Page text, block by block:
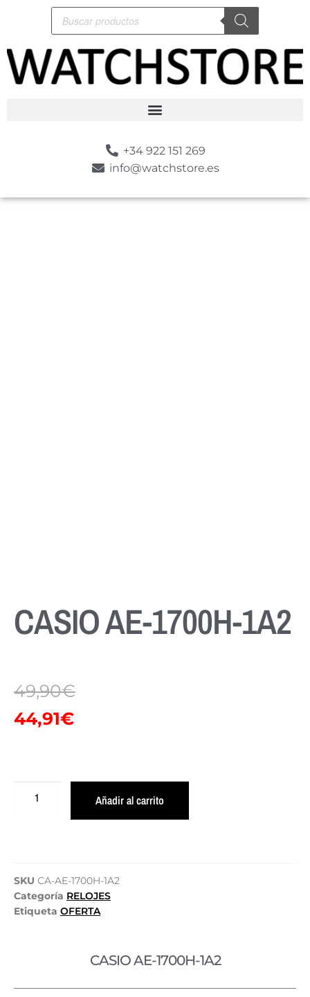
+34 922 151 269
info@watchstore.es
CASIO AE-1700H-1A2
49,90€
44,91€
Añadir al carrito
SKU CA-AE-1700H-1A2
Categoría RELOJES
Etiqueta OFERTA
CASIO AE-1700H-1A2